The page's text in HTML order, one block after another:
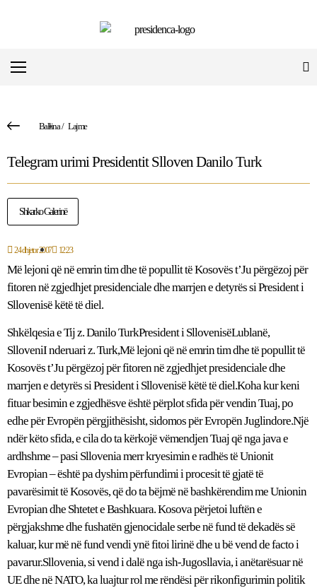
Ballina/ Lajme
Telegram urimi Presidentit Slloven Danilo Turk
Shkarko Galerinë
24 dhjetor 2007 12:23
Më lejoni që në emrin tim dhe të popullit të Kosovës t’Ju përgëzoj për
fitoren në zgjedhjet presidenciale dhe marrjen e detyrës si President i
Sllovenisë këtë të diel.
Shkëlqesia e Tij z. Danilo TurkPresident i SllovenisëLublanë,
SlloveniI nderuari z. Turk,Më lejoni që në emrin tim dhe të popullit të
Kosovës t’Ju përgëzoj për fitoren në zgjedhjet presidenciale dhe
marrjen e detyrës si President i Sllovenisë këtë të diel.Koha kur keni
fituar besimin e zgjedhësve është përplot sfida për vendin Tuaj, po
edhe për Evropën përgjithësisht, sidomos për Evropën Juglindore.Një
ndër këto sfida, e cila do ta kërkojë vëmendjen Tuaj që nga java e
ardhshme – pasi Sllovenia merr kryesimin e radhës të Unionit
Evropian – është pa dyshim përfundimi i procesit të gjatë të
pavarësimit të Kosovës, që do ta bëjmë në bashkërendim me Unionin
Evropian dhe Shtetet e Bashkuara. Kosova përjetoi luftën e
përgjakshme dhe fushatën gjenocidale serbe në fund të dekadës së
kaluar, kur më në fund vendi ynë fitoi lirinë dhe u bë vend de facto i
pavarur.Sllovenia, si vend i dalë nga ish-Jugosllavia, i anëtarësuar në
UE dhe në NATO, ka luajtur rol me rëndësi për rikonfigurimin politik